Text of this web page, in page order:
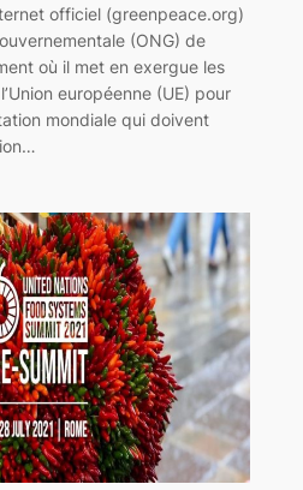
officiel (greenpeace.org)
(ONG) de
où il met en exergue les
européenne (UE) pour
mondiale qui doivent